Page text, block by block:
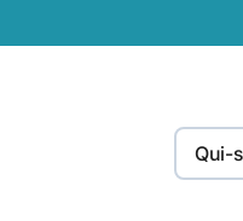
Qui-